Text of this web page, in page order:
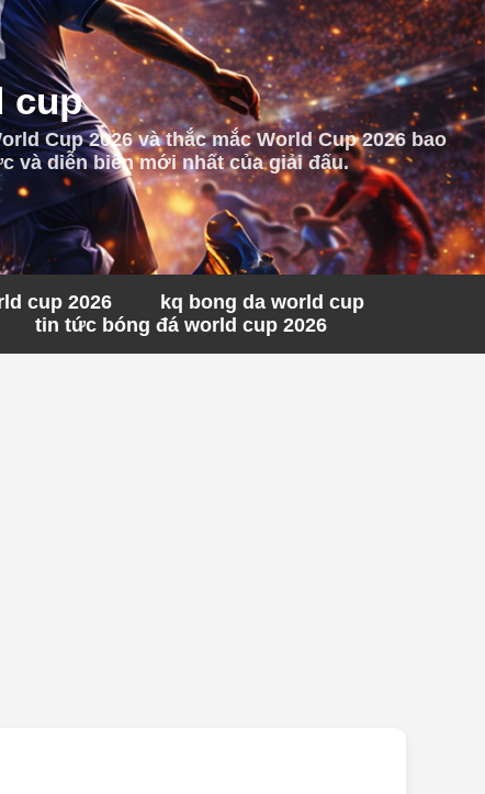
cup
Cup 2026 và thắc mắc World Cup 2026 bao
và diễn biến mới nhất của giải đấu.
cup 2026
kq bong da world cup
tin tức bóng đá world cup 2026